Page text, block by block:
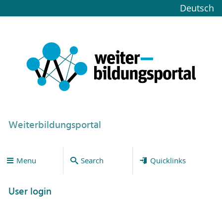
Deutsch
Weiterbildungsportal
Menu Search Quicklinks
User login